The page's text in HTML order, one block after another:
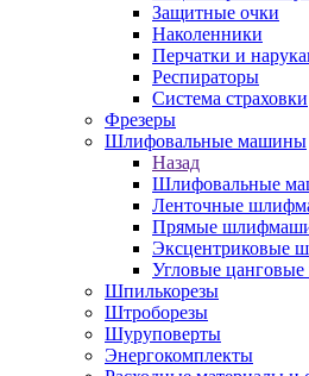
Защитные очки
Наколенники
Перчатки и
Респираторы
Система страховки
Фрезеры
Шлифовальные машины
Назад
Шлифовальные
Ленточные
Прямые
Эксцентриковые
Угловые
Шпилькорезы
Штроборезы
Шуруповерты
Энергокомплекты